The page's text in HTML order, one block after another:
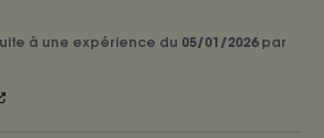
à une expérience du 05/01/2026 par